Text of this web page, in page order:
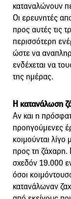
καταναλώνουν
Οι ερευνητές
προς αυτές τις
περισσότερη
ώστε να
ενδέχεται να
της ημέρας.
Η κατανάλωση
Αν και η
προηγούμενες
κοιμούνται λίγο
προς τη ζάχαρη.
σχεδόν 19.000
όσοι
κατανάλωναν